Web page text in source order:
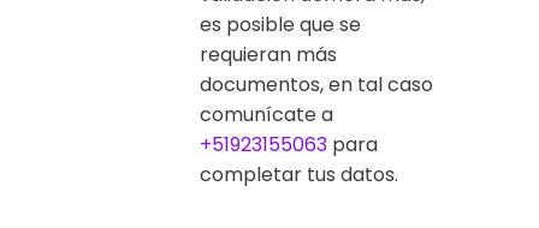
es posible que se
requieran más
documentos, en tal caso
comunícate a
+51923155063 para
completar tus datos.